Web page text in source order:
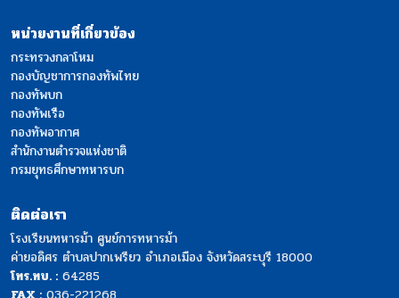
หน่วยงานที่เกี่ยวข้อง
กระทรวงกลาโหม
กองบัญชาการกองทัพไทย
กองทัพบก
กองทัพเรือ
กองทัพอากาศ
สำนักงานตำรวจแห่งชาติ
กรมยุทธศึกษาทหารบก
ติดต่อเรา
โรงเรียนทหารม้า ศูนย์การทหารม้า
ค่ายอดิศร ตำบลปากเพรียว อำเภอเมือง จังหวัดสระบุรี 18000
โทร.ทบ. : 64285